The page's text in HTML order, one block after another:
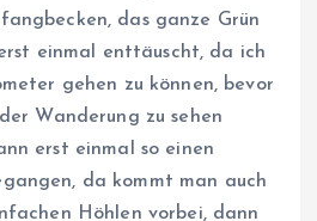
das ganze Grün
einmal enttäuscht, da ich
gehen zu können, bevor
Wanderung zu sehen
erst einmal so einen
da kommt man auch
Höhlen vorbei, dann